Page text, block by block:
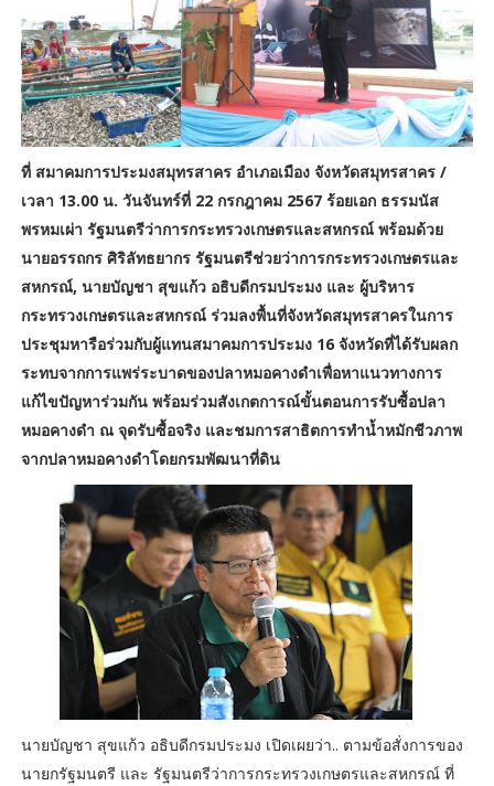
ที่ สมาคมการประมงสมุทรสาคร อำเภอเมือง จังหวัดสมุทรสาคร /
เวลา 13.00 น. วันจันทร์ที่ 22 กรกฎาคม 2567 ร้อยเอก ธรรมนัส
พรหมเผ่า รัฐมนตรีว่าการกระทรวงเกษตรและสหกรณ์ พร้อมด้วย
นายอรรถกร ศิริลัทธยากร รัฐมนตรีช่วยว่าการกระทรวงเกษตรและ
สหกรณ์, นายบัญชา สุขแก้ว อธิบดีกรมประมง และ ผู้บริหาร
กระทรวงเกษตรและสหกรณ์ ร่วมลงพื้นที่จังหวัดสมุทรสาครในการ
ประชุมหารือร่วมกับผู้แทนสมาคมการประมง 16 จังหวัดที่ได้รับผลก
ระทบจากการแพร่ระบาดของปลาหมอคางดำเพื่อหาแนวทางการ
แก้ไขปัญหาร่วมกัน พร้อมร่วมสังเกตการณ์ขั้นตอนการรับซื้อปลา
หมอคางดำ ณ จุดรับซื้อจริง และชมการสาธิตการทำน้ำหมักชีวภาพ
จากปลาหมอคางดำโดยกรมพัฒนาที่ดิน
นายบัญชา สุขแก้ว อธิบดีกรมประมง เปิดเผยว่า.. ตามข้อสั่งการของ
นายกรัฐมนตรี และ รัฐมนตรีว่าการกระทรวงเกษตรและสหกรณ์ ที่